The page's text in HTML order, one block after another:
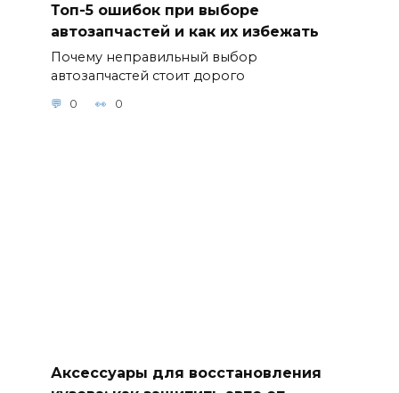
Топ-5 ошибок при выборе
автозапчастей и как их избежать
Почему неправильный выбор
автозапчастей стоит дорого
0 0
Аксессуары для восстановления